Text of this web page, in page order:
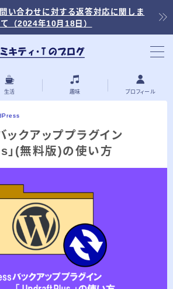
い合わせに対する返答対応に関しま
て（2024年10月18日）
羽ビオトープ」で野鳥観察 ～2026年
秋ヶ瀬公園」春の野鳥観察 ～2026年3
見沼自然公園」で野鳥観察 ～2026年3
生活 趣味 プロフィール
クアッププラグイン
」(無料版)の使い方